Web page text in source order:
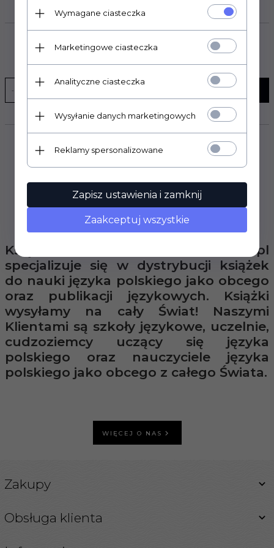
SUBSKRYPCJA
WYŚLIJ
Księgarnia internetowa Poltax.waw.pl
specjalizuje się w dystrybucji książek
do nauki języka polskiego jako obcego
oraz publikacji językowych. Książki
wysyłamy na cały Świat! Naszymi
Klientami są szkoły językowe, uczelnie,
cudzoziemcy uczący się języka
polskiego oraz nauczyciele języka
polskiego jako obcego z całego Świata.
WIĘCEJ O NAS
Zakupy
Obsługa klienta
Wymagane ciasteczka
Marketingowe ciasteczka
Analityczne ciasteczka
Wysyłanie danych marketingowych
Reklamy spersonalizowane
Zapisz ustawienia i zamknij
Zaakceptuj wszystkie